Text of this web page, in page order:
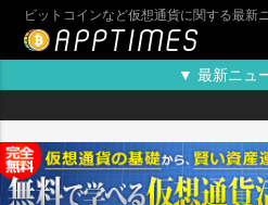
ビットコインなど仮想通貨に関する最新
▼ 最新ニュ